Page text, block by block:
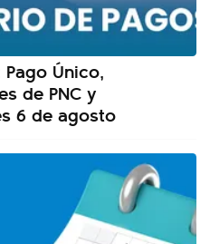
Único,
de PNC y
6 de agosto